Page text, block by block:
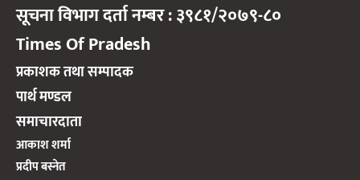
सूचना विभाग दर्ता नम्बर : ३९८१/२०७९-८०
Times Of Pradesh
प्रकाशक तथा सम्पादक
पार्थ मण्डल
समाचारदाता
आकाश शर्मा
प्रदीप बस्नेत